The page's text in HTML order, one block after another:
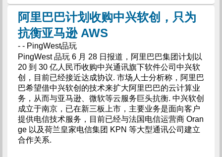
阿里巴巴计划收购中兴软创，只为
抗衡亚马逊 AWS
- - PingWest品玩
PingWest 品玩 6 月 28 日报道，阿里巴巴集团计划以
20 到 30 亿人民币收购中兴通讯旗下软件公司中兴软
创，目前已经接近达成协议. 市场人士分析称，阿里巴
巴希望借中兴软创的技术来扩大阿里巴巴的云计算业
务，从而与亚马逊、微软等云服务巨头抗衡. 中兴软创
成立于南京，已在新三板上市，主要业务是面向客户
提供电信技术服务，目前已经与法国电信运营商 Oran
ge 以及荷兰皇家电信集团 KPN 等大型通讯公司建立
合作关系.